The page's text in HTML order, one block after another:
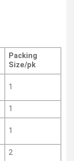
Packing
Size/pk
1
1
1
2